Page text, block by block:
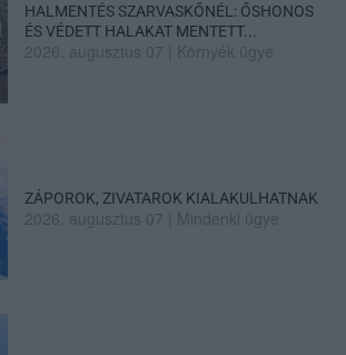
HALMENTÉS SZARVASKŐNÉL: ŐSHONOS
ÉS VÉDETT HALAKAT MENTETT...
2026. augusztus 07 Környék ügye
ZÁPOROK, ZIVATAROK KIALAKULHATNAK
2026. augusztus 07 Mindenki ügye